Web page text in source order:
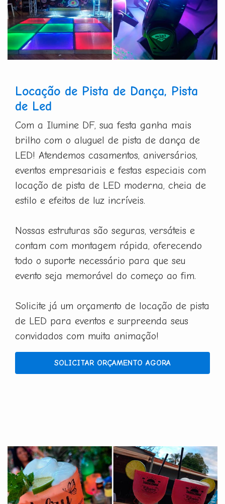
Locação de Pista de Dança, Pista
de Led
Com a Ilumine DF, sua festa ganha mais
brilho com o aluguel de pista de dança de
LED! Atendemos casamentos, aniversários,
eventos empresariais e festas especiais com
locação de pista de LED moderna, cheia de
estilo e efeitos de luz incríveis.
Nossas estruturas são seguras, versáteis e
contam com montagem rápida, oferecendo
todo o suporte necessário para que seu
evento seja memorável do começo ao fim.
Solicite já um orçamento de locação de pista
de LED para eventos e surpreenda seus
convidados com muita animação!
SOLICITAR ORÇAMENTO AGORA